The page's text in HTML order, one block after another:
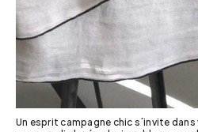
Un esprit campagne chic s´invite